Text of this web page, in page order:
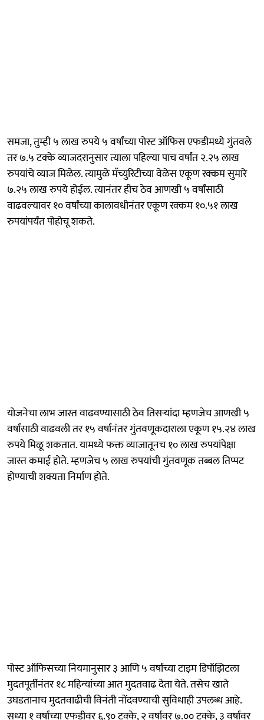
समजा, तुम्ही ५ लाख रुपये ५ वर्षांच्या पोस्ट ऑफिस एफडीमध्ये गुंतवले
तर ७.५ टक्के व्याजदरानुसार त्याला पहिल्या पाच वर्षांत २.२५ लाख
रुपयांचे व्याज मिळेल. त्यामुळे मॅच्युरिटीच्या वेळेस एकूण रक्कम सुमारे
७.२५ लाख रुपये होईल. त्यानंतर हीच ठेव आणखी ५ वर्षांसाठी
वाढवल्यावर १० वर्षांच्या कालावधीनंतर एकूण रक्कम १०.५१ लाख
रुपयांपर्यंत पोहोचू शकते.
योजनेचा लाभ जास्त वाढवण्यासाठी ठेव तिसऱ्यांदा म्हणजेच आणखी ५
वर्षांसाठी वाढवली तर १५ वर्षांनंतर गुंतवणूकदाराला एकूण १५.२४ लाख
रुपये मिळू शकतात. यामध्ये फक्त व्याजातूनच १० लाख रुपयांपेक्षा
जास्त कमाई होते. म्हणजेच ५ लाख रुपयांची गुंतवणूक तब्बल तिप्पट
होण्याची शक्यता निर्माण होते.
पोस्ट ऑफिसच्या नियमानुसार ३ आणि ५ वर्षांच्या टाइम डिपॉझिटला
मुदतपूर्तीनंतर १८ महिन्यांच्या आत मुदतवाढ देता येते. तसेच खाते
उघडतानाच मुदतवाढीची विनंती नोंदवण्याची सुविधाही उपलब्ध आहे.
सध्या १ वर्षांच्या एफडीवर ६.९० टक्के, २ वर्षांवर ७.०० टक्के, ३ वर्षांवर